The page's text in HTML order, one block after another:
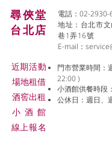
尋俠堂
台北店
電話：02-2930-
地址：台北市
巷1弄16號
E-mail：
近期活動
場地租借
​酒窖出租
小酒 館
線上報名
門市營業時間：
22:00 )
小酒館供餐時段
公休日：週日、